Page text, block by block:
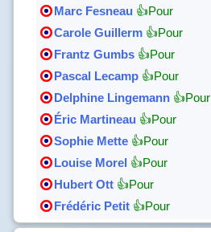
Marc Fesneau 👍Pour
Carole Guillerm 👍Pour
Frantz Gumbs 👍Pour
Pascal Lecamp 👍Pour
Delphine Lingemann 👍Pour
Éric Martineau 👍Pour
Sophie Mette 👍Pour
Louise Morel 👍Pour
Hubert Ott 👍Pour
Frédéric Petit 👍Pour